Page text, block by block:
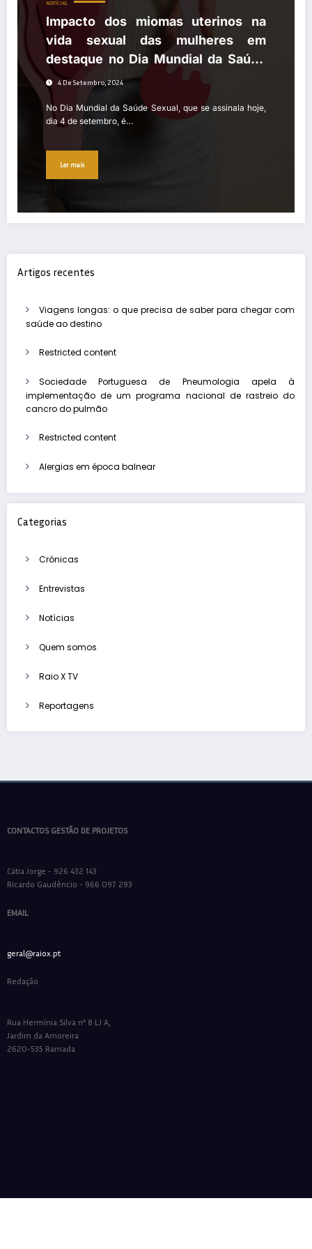
NOTÍCIAS
Impacto dos miomas uterinos na
vida sexual das mulheres em
destaque no Dia Mundial da Saúde
Sexual
4 De Setembro, 2024
No Dia Mundial da Saúde Sexual, que se assinala hoje,
dia 4 de setembro, é…
Ler mais
Artigos recentes
Viagens longas: o que precisa de saber para chegar com
saúde ao destino
Restricted content
Sociedade Portuguesa de Pneumologia apela à
implementação de um programa nacional de rastreio do
cancro do pulmão
Restricted content
Alergias em época balnear
Categorias
Crónicas
Entrevistas
Notícias
Quem somos
Raio X TV
Reportagens
CONTACTOS GESTÃO DE PROJETOS
Cátia Jorge - 926 432 143
Ricardo Gaudêncio - 966 097 293
EMAIL
geral@raiox.pt
Redação
Rua Hermínia Silva nº 8 LJ A,
Jardim da Amoreira
2620-535 Ramada